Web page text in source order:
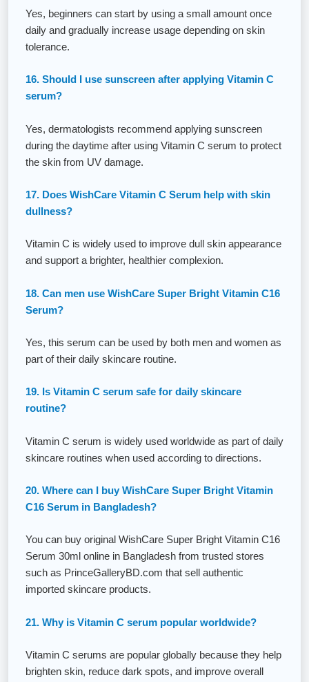
Yes, beginners can start by using a small amount once
daily and gradually increase usage depending on skin
tolerance.
16. Should I use sunscreen after applying Vitamin C
serum?
Yes, dermatologists recommend applying sunscreen
during the daytime after using Vitamin C serum to protect
the skin from UV damage.
17. Does WishCare Vitamin C Serum help with skin
dullness?
Vitamin C is widely used to improve dull skin appearance
and support a brighter, healthier complexion.
18. Can men use WishCare Super Bright Vitamin C16
Serum?
Yes, this serum can be used by both men and women as
part of their daily skincare routine.
19. Is Vitamin C serum safe for daily skincare
routine?
Vitamin C serum is widely used worldwide as part of daily
skincare routines when used according to directions.
20. Where can I buy WishCare Super Bright Vitamin
C16 Serum in Bangladesh?
You can buy original WishCare Super Bright Vitamin C16
Serum 30ml online in Bangladesh from trusted stores
such as PrinceGalleryBD.com that sell authentic
imported skincare products.
21. Why is Vitamin C serum popular worldwide?
Vitamin C serums are popular globally because they help
brighten skin, reduce dark spots, and improve overall